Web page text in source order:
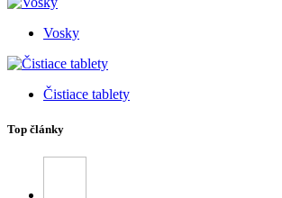
Vosky
Čistiace tablety
Top články